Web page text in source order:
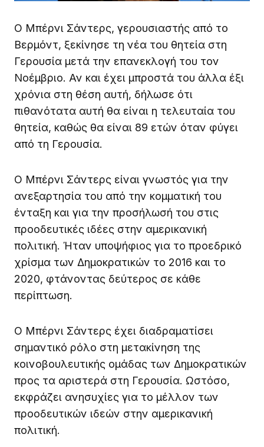
Ο Μπέρνι Σάντερς, γερουσιαστής από το
Βερμόντ, ξεκίνησε τη νέα του θητεία στη
Γερουσία μετά την επανεκλογή του τον
Νοέμβριο. Αν και έχει μπροστά του άλλα έξι
χρόνια στη θέση αυτή, δήλωσε ότι
πιθανότατα αυτή θα είναι η τελευταία του
θητεία, καθώς θα είναι 89 ετών όταν φύγει
από τη Γερουσία.
Ο Μπέρνι Σάντερς είναι γνωστός για την
ανεξαρτησία του από την κομματική του
ένταξη και για την προσήλωσή του στις
προοδευτικές ιδέες στην αμερικανική
πολιτική. Ήταν υποψήφιος για το προεδρικό
χρίσμα των Δημοκρατικών το 2016 και το
2020, φτάνοντας δεύτερος σε κάθε
περίπτωση.
Ο Μπέρνι Σάντερς έχει διαδραματίσει
σημαντικό ρόλο στη μετακίνηση της
κοινοβουλευτικής ομάδας των Δημοκρατικών
προς τα αριστερά στη Γερουσία. Ωστόσο,
εκφράζει ανησυχίες για το μέλλον των
προοδευτικών ιδεών στην αμερικανική
πολιτική.